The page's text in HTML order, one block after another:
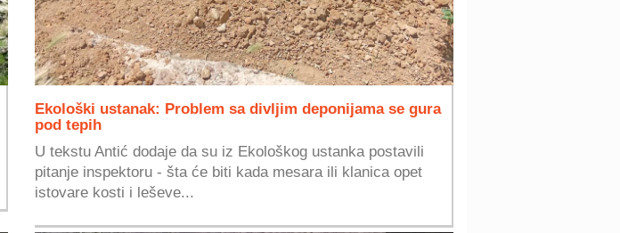
Ekološki ustanak: Problem sa divljim deponijama se gura
pod tepih
U tekstu Antić dodaje da su iz Ekološkog ustanka postavili
pitanje inspektoru - šta će biti kada mesara ili klanica opet
istovare kosti i leševe...